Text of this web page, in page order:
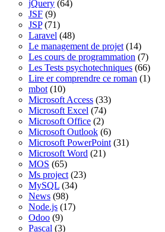
jQuery (64)
JSF (9)
JSP(71)
Laravel (48)
Le management de projet (14)
Les cours de programmation (7)
Les Tests psychotechniques (66)
Lire er comprendre ce roman (1)
mbot (10)
Microsoft Access (33)
Microsoft Excel (74)
Microsoft Office (2)
Microsoft Outlook (6)
Microsoft PowerPoint (31)
Microsoft Word (21)
MOS (65)
Ms project (23)
MySQL (34)
News (98)
Node.js (17)
Odoo (9)
Pascal (3)